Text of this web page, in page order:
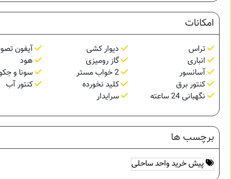
امکانات
تراس دیوار کشی آیفون
انباری
گاز رومیزی هود
آسانسور
سونا و
کنتور برق
کلید نخورده کنتور آب
نگهبانی 24 ساعته
سرایدار
برچسب ها
پیش خرید واحد ساحلی